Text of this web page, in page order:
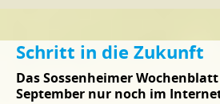
Schritt in die Zukunft
Das Sossenheimer
September nur noch im